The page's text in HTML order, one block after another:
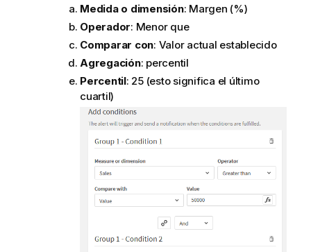
Medida o dimensión: Margen (%)
Operador: Menor que
Comparar con: Valor actual establecido
Agregación: percentil
Percentil: 25 (esto significa el último
cuartil)